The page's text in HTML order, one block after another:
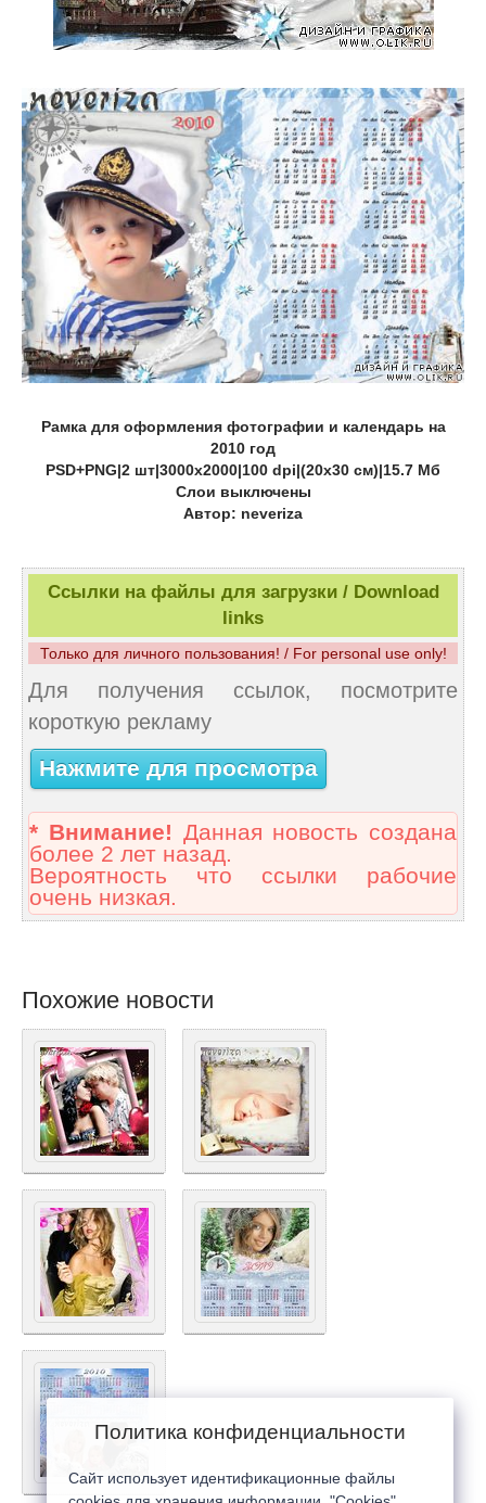
Рамка для оформления фотографии и календарь на
2010 год
PSD+PNG|2 шт|3000х2000|100 dpi|(20х30 см)|15.7 Мб
Слои выключены
Автор: neveriza
Ссылки на файлы для загрузки / Download
links
Только для личного пользования! / For personal use only!
Для получения ссылок, посмотрите
короткую рекламу
Нажмите для просмотра
* Внимание! Данная новость создана
более 2 лет назад.
Вероятность что ссылки рабочие
очень низкая.
Похожие новости
Политика конфиденциальности
Сайт использует идентификационные файлы